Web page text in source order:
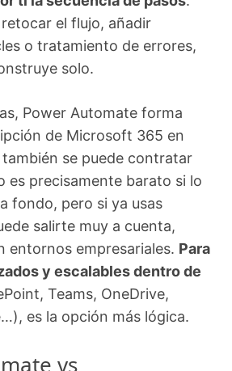
el flujo, añadir
o tratamiento de errores,
solo.
Power Automate forma
de Microsoft 365 en
se puede contratar
es precisamente barato si lo
fondo, pero si ya usas
salirte muy a cuenta,
entornos empresariales. Para
y escalables dentro de
Teams, OneDrive,
es la opción más lógica.
vs